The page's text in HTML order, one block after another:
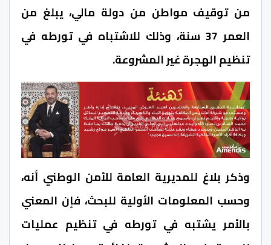
من توقيف مواطن من دولة مالي، يبلغ من
العمر 37 سنة، وذلك للاشتباه في تورطه في
تنظيم الهجرة غير المشروعة.
وذكر بلاغ للمديرية العامة للأمن الوطني أنه،
وحسب المعلومات الأولية للبحث، فإن المعني
بالأمر يشتبه في تورطه في تنظيم عمليات